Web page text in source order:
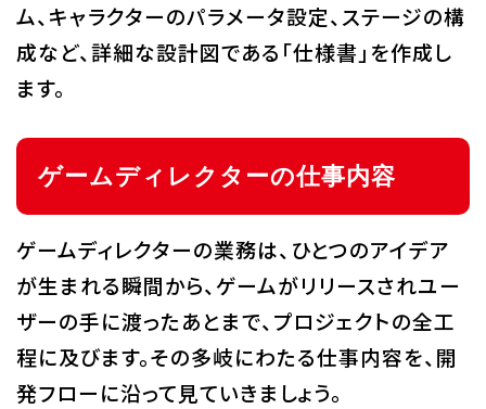
ム、キャラクターのパラメータ設定、ステージの構
成など、詳細な設計図である「仕様書」を作成し
ます。
ゲームディレクターの仕事内容
ゲームディレクターの業務は、ひとつのアイデア
が生まれる瞬間から、ゲームがリリースされユー
ザーの手に渡ったあとまで、プロジェクトの全工
程に及びます。その多岐にわたる仕事内容を、開
発フローに沿って見ていきましょう。